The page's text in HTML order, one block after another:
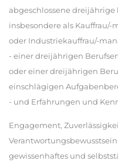
abgeschlossene
insbesondere als
oder Industriekauffrau/-
- einer dreijährigen
oder einer dreijährigen
einschlägigen
- und Erfahrungen und
Engagement,
Verantwortungsbewusstsein
gewissenhaftes und